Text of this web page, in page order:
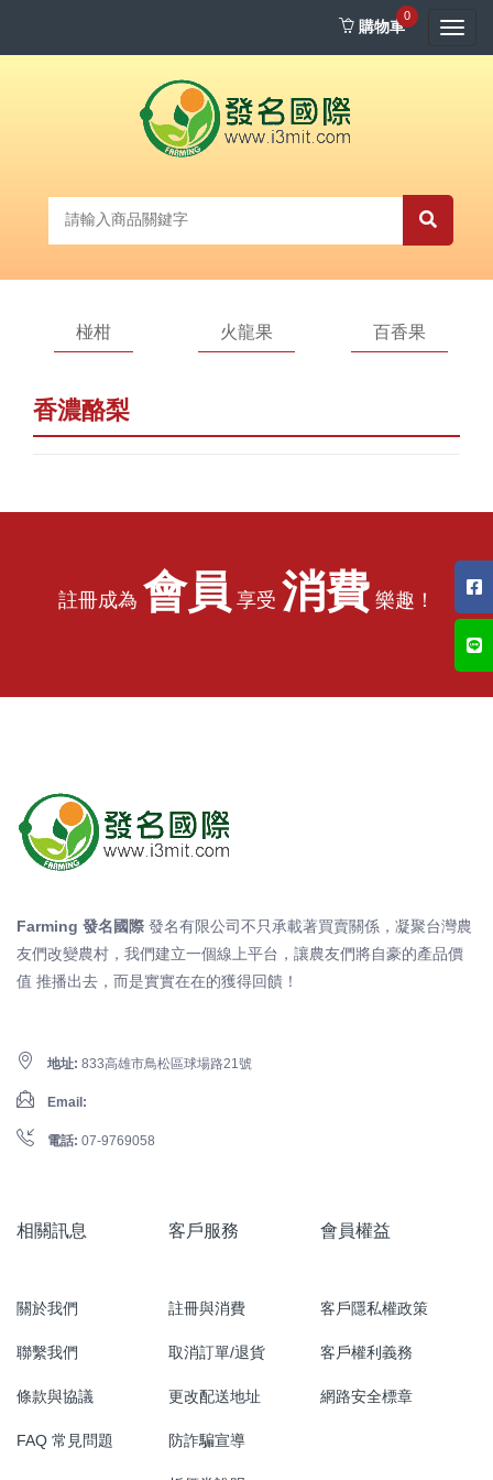
0
購物車
椪柑 火龍果 百香果
香濃酪梨
註冊成為 會員 享受 消費 樂趣！
Farming 發名國際 發名有限公司不只承載著買賣關係，凝聚台灣農
友們改變農村，我們建立一個線上平台，讓農友們將自豪的產品價
值 推播出去，而是實實在在的獲得回饋！
地址: 833高雄市鳥松區球場路21號
Email:
電話: 07-9769058
相關訊息
關於我們
聯繫我們
條款與協議
FAQ 常見問題
客戶服務
註冊與消費
取消訂單/退貨
更改配送地址
防詐騙宣導
會員權益
客戶隱私權政策
客戶權利義務
網路安全標章